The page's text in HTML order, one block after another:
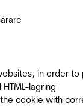
in order
HTML-lagring
cookie with